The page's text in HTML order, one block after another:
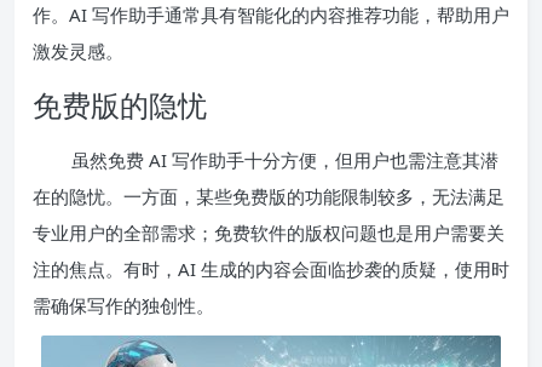
作。AI 写作助手通常具有智能化的内容推荐功能，帮助用户
激发灵感。
免费版的隐忧
虽然免费 AI 写作助手十分方便，但用户也需注意其潜
在的隐忧。一方面，某些免费版的功能限制较多，无法满足
专业用户的全部需求；免费软件的版权问题也是用户需要关
注的焦点。有时，AI 生成的内容会面临抄袭的质疑，使用时
需确保写作的独创性。